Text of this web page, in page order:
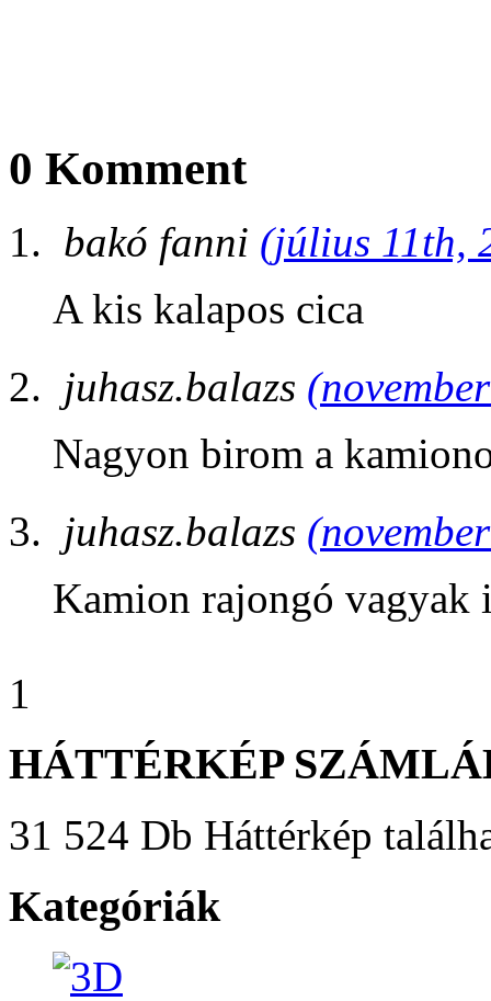
0 Komment
bakó fanni (július 11th,
A kis kalapos cica
juhasz.balazs
Nagyon birom a
juhasz.balazs
Kamion rajongó vagyak
1
HÁTTÉRKÉP
31 524 Db Háttérkép
Kategóriák